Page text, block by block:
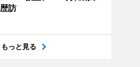
歴訪
もっと見る